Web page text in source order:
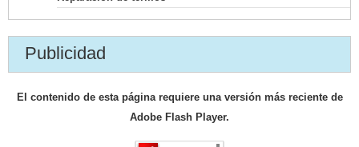
Publicidad
El contenido de esta página requiere una versión más reciente de
Adobe Flash Player.